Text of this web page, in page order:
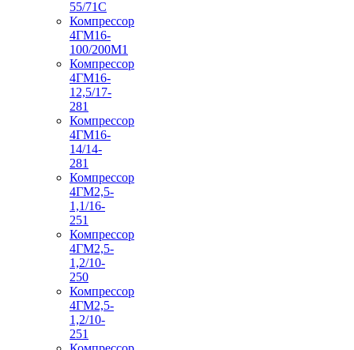
55/71С
Компрессор
4ГМ16-
100/200М1
Компрессор
4ГМ16-
12,5/17-
281
Компрессор
4ГМ16-
14/14-
281
Компрессор
4ГМ2,5-
1,1/16-
251
Компрессор
4ГМ2,5-
1,2/10-
250
Компрессор
4ГМ2,5-
1,2/10-
251